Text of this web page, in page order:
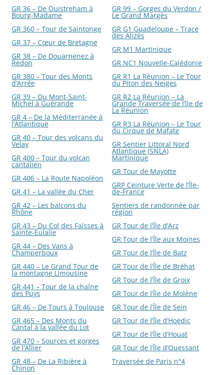
GR 36 – De Ouistreham à
Bourg-Madame
GR 360 – Tour de Saintonge
GR 37 – Cœur de Bretagne
GR 38 – De Douarnenez à
Redon
GR 380 – Tour des Monts
d’Arrée
GR 39 – Du Mont-Saint-
Michel à Guérande
GR 4 – De la Méditerranée à
l’Atlantique
GR 40 – Tour des volcans du
Velay
GR 400 – Tour du volcan
cantalien
GR 406 – La Route Napoléon
GR 41 – La vallée du Cher
GR 42 – Les balcons du
Rhône
GR 43 – Du Col des Faïsses à
Sainte-Eulalie
GR 44 – Des Vans à
Champerboux
GR 440 – Le Grand Tour de
la montagne Limousine
GR 441 – Tour de la chaîne
des Puys
GR 46 – De Tours à Toulouse
GR 465 – Des Monts du
Cantal à la vallée du Lot
GR 470 – Sources et gorges
de l’Allier
GR 48 – De La Ribière à
Chinon
GR 99 – Gorges du Verdon /
Le Grand Margès
GR G1 Guadeloupe – Trace
des Alizés
GR M1 Martinique
GR NC1 Nouvelle-Calédonie
GR R1 La Réunion – Le Tour
du Piton des Neiges
GR R2 La Réunion – La
Grande Traversée de l’île de
La Réunion
GR R3 La Réunion – Le Tour
du Cirque de Mafate
GR Sentier Littoral Nord
Atlantique (SNLA)
Martinique
GR Tour de Mayotte
GRP Ceinture Verte de l’Île-
de-France
Sentiers de randonnée par
région
GR Tour de l’Île d’Arz
GR Tour de l’Île aux Moines
GR Tour de l’Île de Batz
GR Tour de l’Île de Bréhat
GR Tour de l’Île de Groix
GR Tour de l’Île de Molène
GR Tour de l’Île de Sein
GR Tour de l’Île d’Hoëdic
GR Tour de l’Île d’Houat
GR Tour de l’Île d’Ouessant
Traversée de Paris n°4